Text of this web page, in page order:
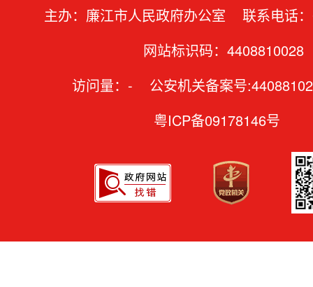
主办：廉江市人民政府办公室 联系电话
网站标识码：4408810028
访问量： - 公安机关备案号
粤ICP备09178146号